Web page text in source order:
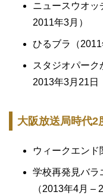
ニュースウオッ
2011年3月）
ひるブラ（2011
スタジオパー
2013年3月21日
大阪放送局時代2
ウィークエンド
学校再発見バラ
（2013年4月 –